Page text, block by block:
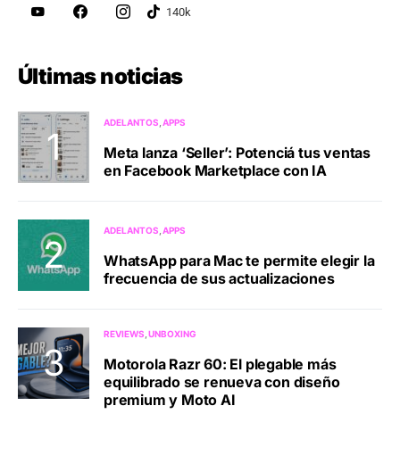
Últimas noticias
ADELANTOS APPS
Meta lanza ‘Seller’: Potenciá tus ventas
en Facebook Marketplace con IA
ADELANTOS APPS
WhatsApp para Mac te permite elegir la
frecuencia de sus actualizaciones
REVIEWS UNBOXING
Motorola Razr 60: El plegable más
equilibrado se renueva con diseño
premium y Moto AI